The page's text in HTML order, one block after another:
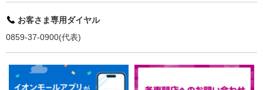
お客さま専用ダイヤル
0859-37-0900(代表)